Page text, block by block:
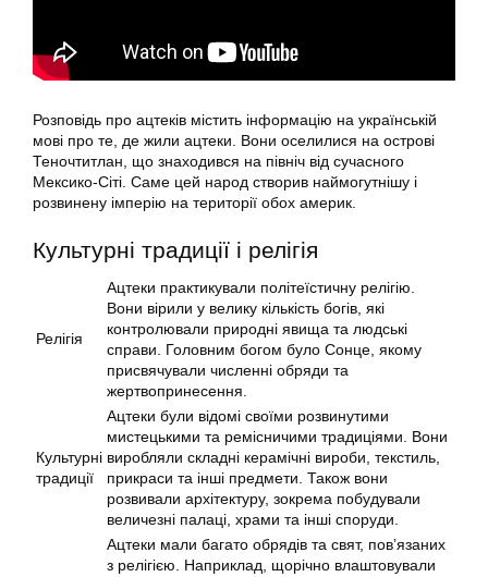
Розповідь про ацтеків містить інформацію на українській
мові про те, де жили ацтеки. Вони оселилися на острові
Теночтитлан, що знаходився на північ від сучасного
Мексико-Сіті. Саме цей народ створив наймогутнішу і
розвинену імперію на території обох америк.
Культурні традиції і релігія
Релігія
Ацтеки практикували політеїстичну релігію.
Вони вірили у велику кількість богів, які
контролювали природні явища та людські
справи. Головним богом було Сонце, якому
присвячували численні обряди та
жертвопринесення.
Культурні
традиції
Ацтеки були відомі своїми розвинутими
мистецькими та ремісничими традиціями. Вони
виробляли складні керамічні вироби, текстиль,
прикраси та інші предмети. Також вони
розвивали архітектуру, зокрема побудували
величезні палаці, храми та інші споруди.
Ацтеки мали багато обрядів та свят, пов’язаних
з релігією. Наприклад, щорічно влаштовували